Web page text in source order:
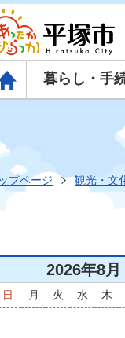
トップページ
暮らし・手
プページ 観光・文
2026年8月
日 月 火 水 木